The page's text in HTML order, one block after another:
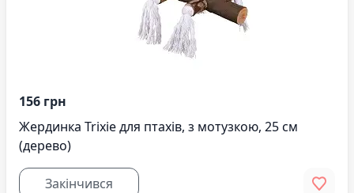
156 грн
Жердинка Trixie для птахів, з мотузкою, 25 см
(дерево)
Закінчився